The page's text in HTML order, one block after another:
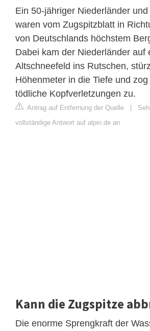
Ein 50-jähriger Niederländer
waren vom Zugspitzblatt in
von Deutschlands höchstem
Dabei kam der Niederländer auf
Altschneefeld ins Rutschen,
Höhenmeter in die Tiefe und
tödliche Kopfverletzungen zu.
Antrag auf Entfernung der Quelle |
vollständige Antwort auf alpin.de an
Kann die Zugspitze
Die enorme Sprengkraft der